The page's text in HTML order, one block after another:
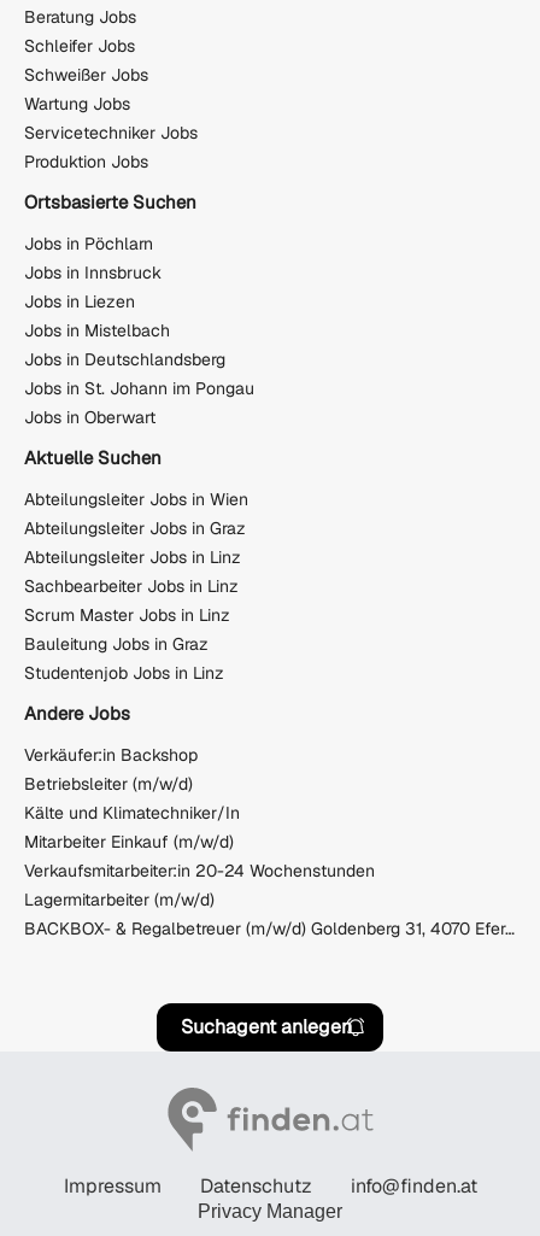
Beratung Jobs
Schleifer Jobs
Schweißer Jobs
Wartung Jobs
Servicetechniker Jobs
Produktion Jobs
Ortsbasierte Suchen
Jobs in Pöchlarn
Jobs in Innsbruck
Jobs in Liezen
Jobs in Mistelbach
Jobs in Deutschlandsberg
Jobs in St. Johann im Pongau
Jobs in Oberwart
Aktuelle Suchen
Abteilungsleiter Jobs in Wien
Abteilungsleiter Jobs in Graz
Abteilungsleiter Jobs in Linz
Sachbearbeiter Jobs in Linz
Scrum Master Jobs in Linz
Bauleitung Jobs in Graz
Studentenjob Jobs in Linz
Andere Jobs
Verkäufer:in Backshop
Betriebsleiter (m/w/d)
Kälte und Klimatechniker/In
Mitarbeiter Einkauf (m/w/d)
Verkaufsmitarbeiter:in 20-24 Wochenstunden
Lagermitarbeiter (m/w/d)
BACKBOX- & Regalbetreuer (m/w/d) Goldenberg 31, 4070 Eferding
Suchagent anlegen
Impressum Datenschutz info@finden.at
Privacy Manager